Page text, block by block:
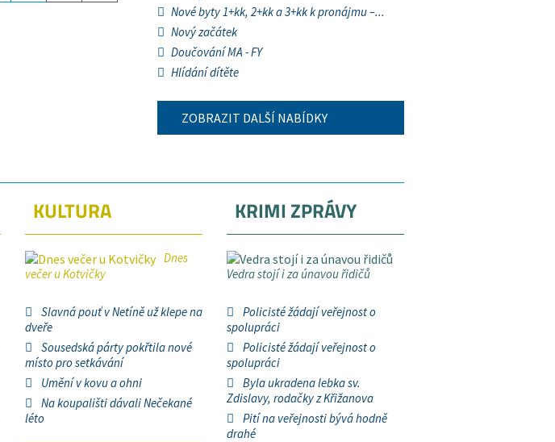
Nové byty 1+kk, 2+kk a 3+kk k pronájmu –...
Nový začátek
Doučování MA - FY
Hlídání dítěte
ZOBRAZIT DALŠÍ NABÍDKY
KULTURA
Dnes
večer u Kotvičky
Slavná pouť v Netíně už klepe na
dveře
Sousedská párty pokřtila nové
místo pro setkávání
Umění v kovu a ohni
Na koupališti dávali Nečekané
léto
KRIMI ZPRÁVY
Vedra stojí i za únavou řidičů
Policisté žádají veřejnost o
spolupráci
Policisté žádají veřejnost o
spolupráci
Byla ukradena lebka sv.
Zdislavy, rodačky z Křižanova
Pití na veřejnosti bývá hodně
drahé